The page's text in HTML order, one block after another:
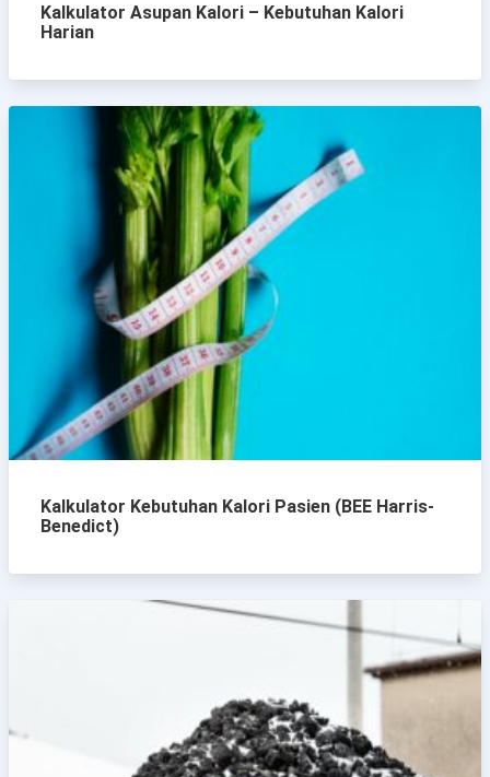
Kalkulator Asupan Kalori – Kebutuhan Kalori
Harian
Kalkulator Kebutuhan Kalori Pasien (BEE Harris-
Benedict)